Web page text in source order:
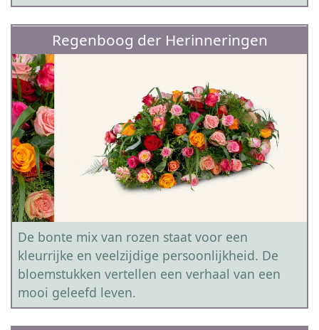
Regenboog der Herinneringen
De bonte mix van rozen staat voor een
kleurrijke en veelzijdige persoonlijkheid. De
bloemstukken vertellen een verhaal van een
mooi geleefd leven.